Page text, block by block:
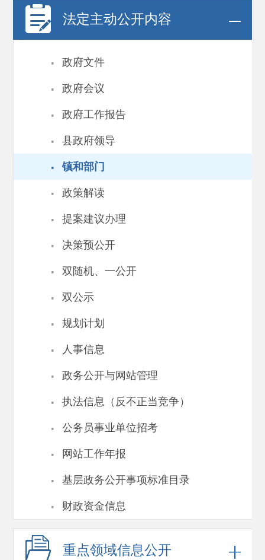
法定主动公开内容
· 政府文件
· 政府会议
· 政府工作报告
· 县政府领导
· 镇和部门
· 政策解读
· 提案建议办理
· 决策预公开
· 双随机、一公开
· 双公示
· 规划计划
· 人事信息
· 政务公开与网站管理
· 执法信息（反不正当竞争）
· 公务员事业单位招考
· 网站工作年报
· 基层政务公开事项标准目录
· 财政资金信息
重点领域信息公开